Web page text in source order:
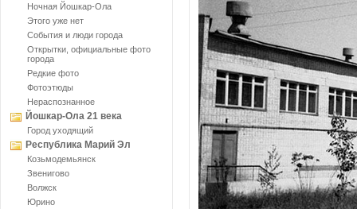
Ночная Йошкар-Ола
Этого уже нет
События и люди города
Открытки, официальные фото
города
Редкие фото
Фотоэтюды
Нераспознанное
Йошкар-Ола 21 века
Город уходящий
Республика Марий Эл
Козьмодемьянск
Звенигово
Волжск
Юрино